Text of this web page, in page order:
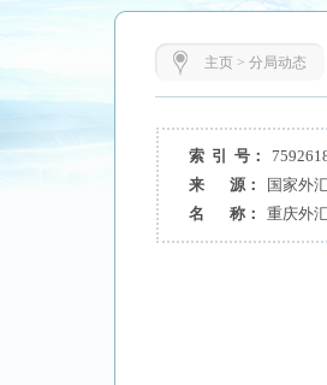
主页> 分局动态
索 引 号：
来 源：
国家外
名 称：
重庆外